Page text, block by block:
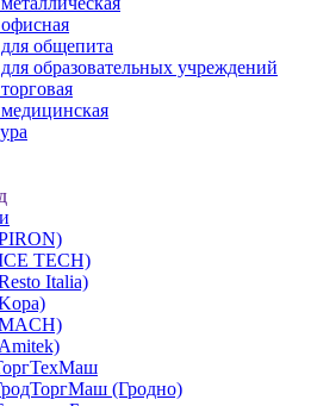
общепита
образовательных учреждений
TECH)
Italia)
(Гродно)